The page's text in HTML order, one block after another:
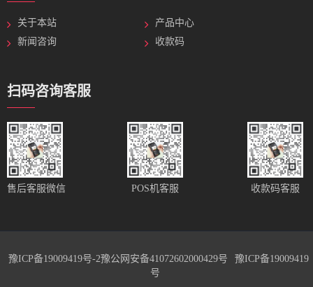
关于本站
产品中心
新闻咨询
收款码
扫码咨询客服
售后客服微信 POS机客服 收款码客服
豫ICP备19009419号-2豫公网安备41072602000429号
豫ICP备19009419
号